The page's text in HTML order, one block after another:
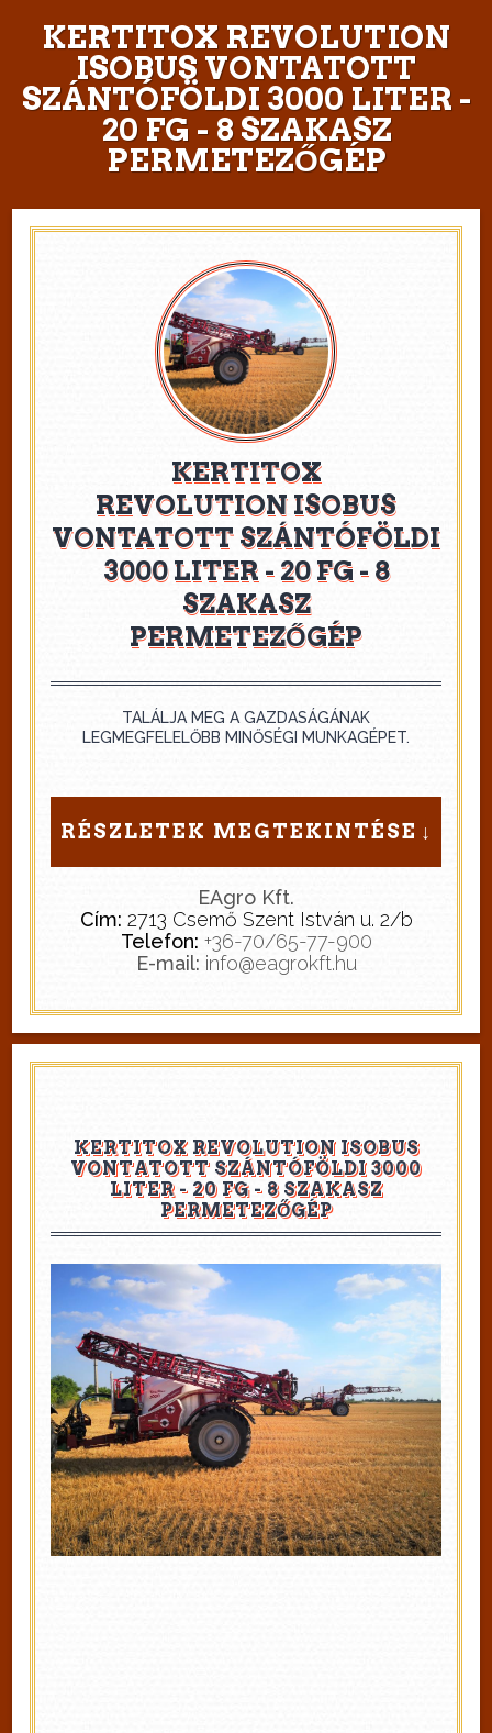
KERTITOX REVOLUTION
ISOBUS VONTATOTT
SZÁNTÓFÖLDI 3000 LITER -
20 FG - 8 SZAKASZ
PERMETEZŐGÉP
KERTITOX
REVOLUTION ISOBUS
VONTATOTT SZÁNTÓFÖLDI
3000 LITER - 20 FG - 8
SZAKASZ
PERMETEZŐGÉP
TALÁLJA MEG A GAZDASÁGÁNAK
LEGMEGFELELŐBB MINŐSÉGI MUNKAGÉPET.
RÉSZLETEK MEGTEKINTÉSE
EAgro Kft.
Cím: 2713 Csemő Szent István u. 2/b
Telefon: +36-70/65-77-900
E-mail: info@eagrokft.hu
KERTITOX REVOLUTION ISOBUS
VONTATOTT SZÁNTÓFÖLDI 3000
LITER - 20 FG - 8 SZAKASZ
PERMETEZŐGÉP